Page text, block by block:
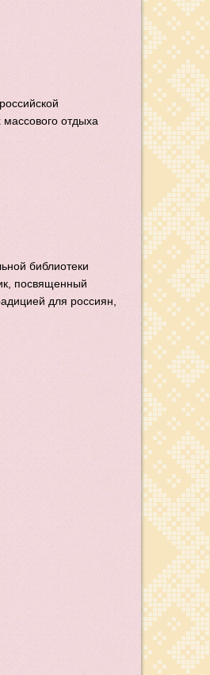
отдыха
библиотеки
посвященный
для россиян,